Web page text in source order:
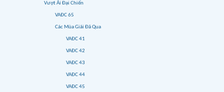
Vượt Ải Đại Chiến
VAĐC 65
Các Mùa Giải Đã Qua
VAĐC 41
VAĐC 42
VAĐC 43
VAĐC 44
VAĐC 45